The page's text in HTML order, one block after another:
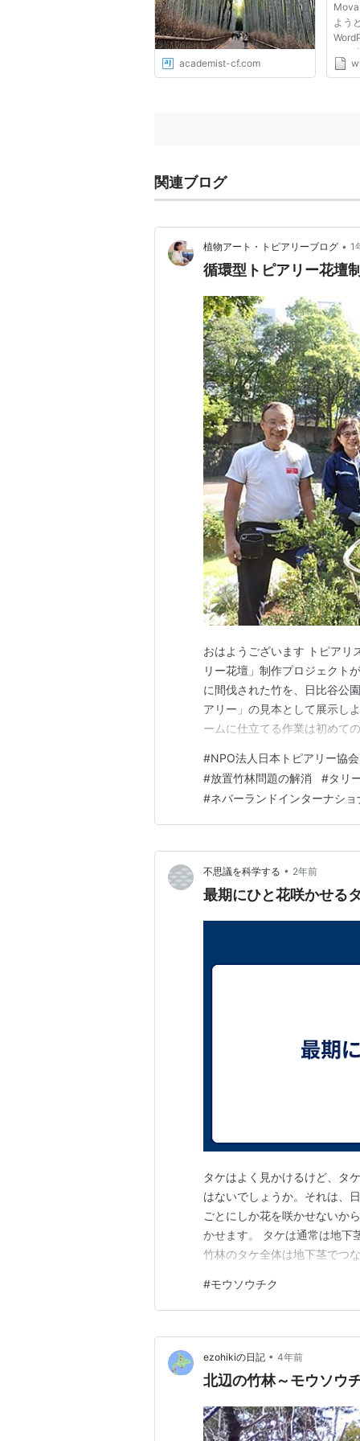
academist-cf.com
よう
とは
ンス
関連ブログ
植物アート・トピアリーブログ • 1
循環型トピアリー花壇
おはようございます トピア
リー花壇」制作プロジェクト
に間伐された竹を、日比谷公
アリー」の見本として展示し
ームに仕立てる作業は初めて
７期の矢吹さんの力なくして
しました。 ３日目の今日は植
#NPO法人日本トピアリー協会
#放置竹林問題の解消 #タリ
#ネバーランドインターナショ
不思議を科学する • 2年前
最期にひと花咲かせる
タケはよく見かけるけど、タ
はないでしょうか。それは、
ごとにしか花を咲かせないか
かせます。 タケは通常は地下
竹林のタケ全体は地下茎でつ
咲かせるのでしょうか。 一度
ケの種を食べるのはネズミで
#モウソウチク
ezohikiの日記 • 4年前
北辺の竹林～モウソウ